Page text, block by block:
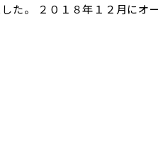
た。 ２０１８年１２月にオ